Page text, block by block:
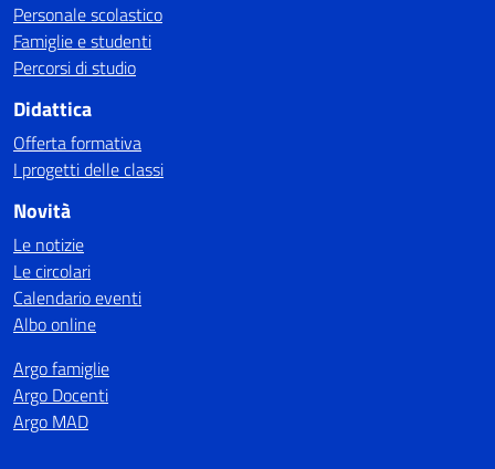
Personale scolastico
Famiglie e studenti
Percorsi di studio
Didattica
Offerta formativa
I progetti delle classi
Novità
Le notizie
Le circolari
Calendario eventi
Albo online
Argo famiglie
Argo Docenti
Argo MAD